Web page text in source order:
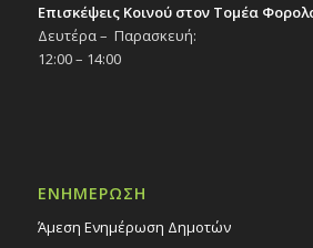
Επισκέψεις Κοινού στον Τομέα
Δευτέρα – Παρασκευή:
12:00 – 14:00
ΕΝΗΜΕΡΩΣΗ
Άμεση Ενημέρωση Δημοτών